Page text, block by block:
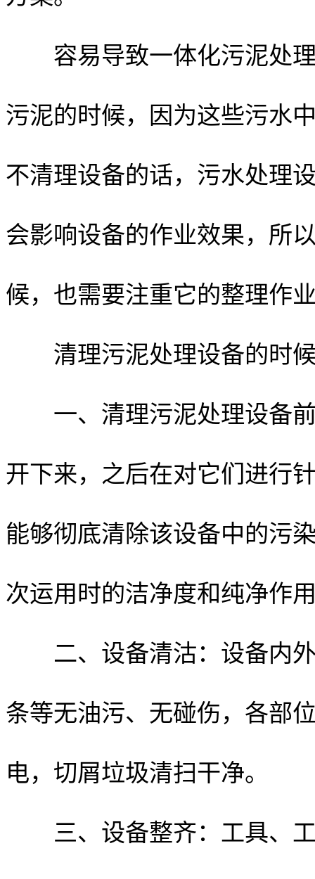
容易导致一体化污泥处理
污泥的时候，因为这些污水
不清理设备的话，污水处理
会影响设备的作业效果，所
候，也需要注重它的整理作
清理污泥处理设备的时候
一、清理污泥处理设备前
开下来，之后在对它们进行
能够彻底清除该设备中的污
次运用时的洁净度和纯净作
二、设备清沽：设备内外
条等无油污、无碰伤，各部
电，切屑垃圾清扫干净。
三、设备整齐：工具、工